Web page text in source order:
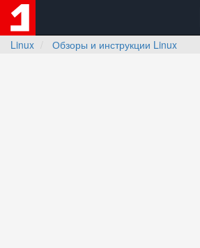
Linux
Обзоры и инструкции Linux